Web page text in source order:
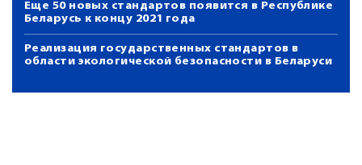
Еще 50 новых стандартов появится в Республике
Беларусь к концу 2021 года
Реализация государственных стандартов в
области экологической безопасности в Беларуси